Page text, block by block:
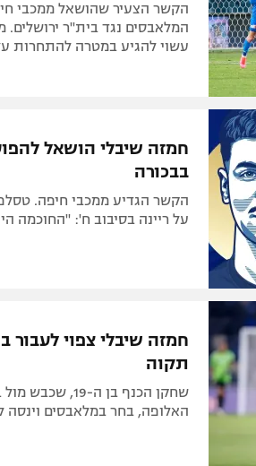
המלאבסים נגד בית"ר ירושלים.
עשוי להגיע במטרה להתחרות
חמזה שיבלי הושאל
בבכורה
על ריינה בסיבוב ח': "החוכמה
חמזה שיבלי צפוי
תקוה
שחקן הכנף בן
האלופה, בחר במלאבסים וינסה